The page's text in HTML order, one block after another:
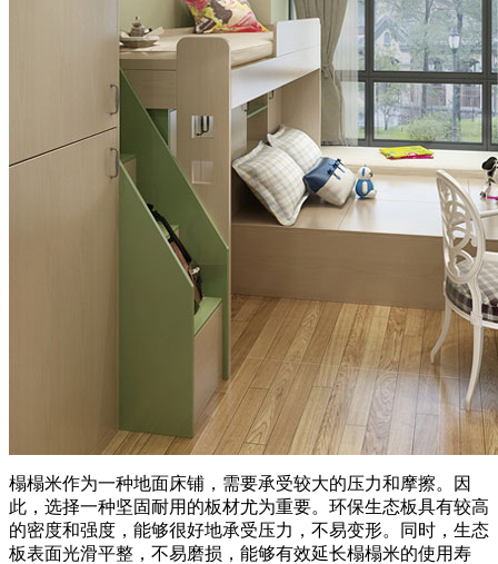
榻榻米作为一种地面床铺，需要承受较大的压力和摩擦。因
此，选择一种坚固耐用的板材尤为重要。环保生态板具有较高
的密度和强度，能够很好地承受压力，不易变形。同时，生态
板表面光滑平整，不易磨损，能够有效延长榻榻米的使用寿